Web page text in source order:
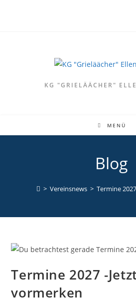
KG "GRIELÄÄCHER"
MENÜ
Blog
> Vereinsnews > Termine
Termine 2027 -
vormerken